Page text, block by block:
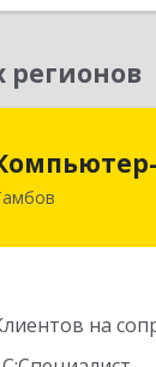
на
392000,